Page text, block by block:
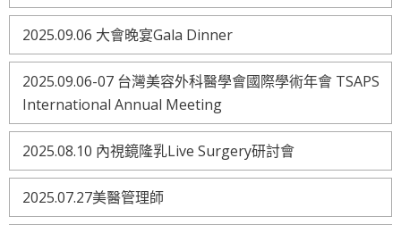
2025.09.06 大會晚宴Gala Dinner
2025.09.06-07 台灣美容外科醫學會國際學術年會 TSAPS
International Annual Meeting
2025.08.10 內視鏡隆乳Live Surgery研討會
2025.07.27美醫管理師